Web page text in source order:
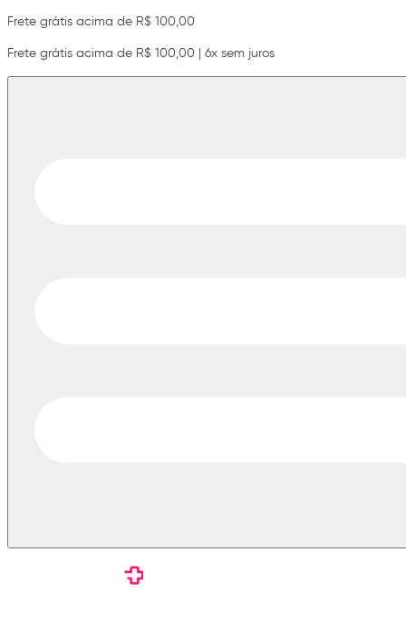
Frete grátis acima de R$ 100,00
Frete grátis acima de R$ 100,00 | 6x sem juros